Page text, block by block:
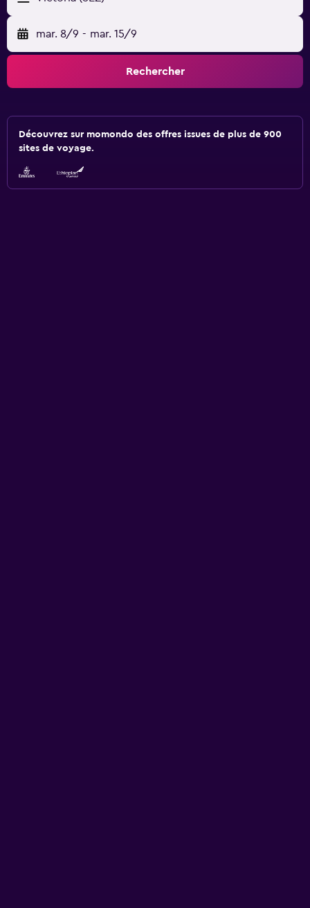
mar. 8/9 - mar. 15/9
Rechercher
Découvrez sur momondo des offres issues de plus de 900
sites de voyage.